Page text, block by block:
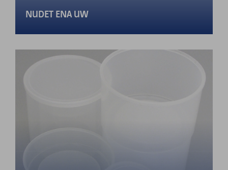
NUDET ENA UW